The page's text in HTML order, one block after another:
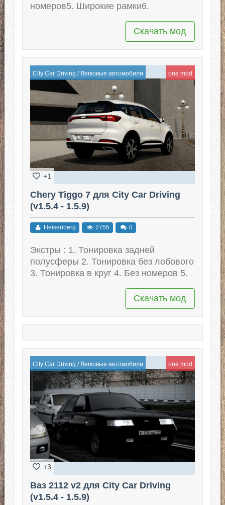
номеров5. Широкие рамки6.
Скачать мод
City Car Driving / Легковые автомобили one mod
+1
Chery Tiggo 7 для City Car Driving
(v1.5.4 - 1.5.9)
Heisenberg 2755 0
Экстры : 1. Тонировка задней
полусферы 2. Тонировка без лобового
3. Тонировка в круг 4. Без номеров 5.
Скачать мод
City Car Driving / Легковые автомобили one mod
+3
Ваз 2112 v2 для City Car Driving
(v1.5.4 - 1.5.9)